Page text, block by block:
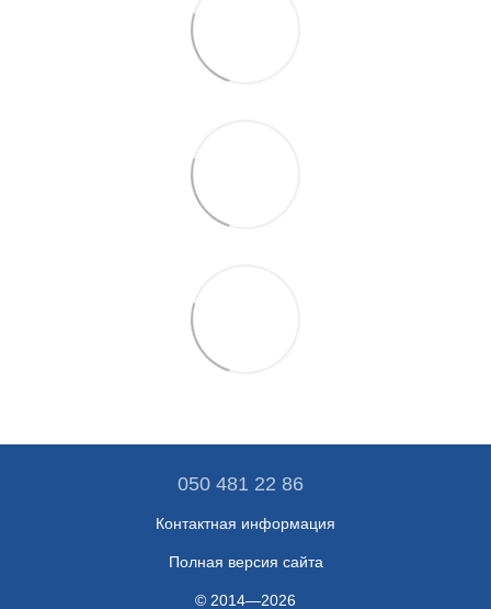
050 481 22 86
Контактная информация
Полная версия сайта
© 2014—2026